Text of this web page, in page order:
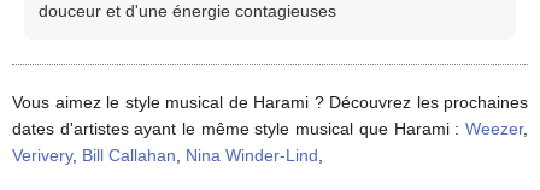
douceur et d'une énergie contagieuses
Vous aimez le style musical de Harami ? Découvrez les prochaines
dates d'artistes ayant le même style musical que Harami : Weezer,
Verivery, Bill Callahan Nina Winder-Lind